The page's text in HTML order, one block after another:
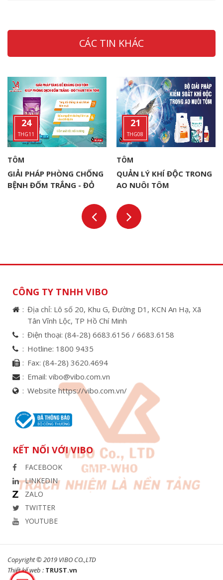
CÁC TIN KHÁC
24
THG11
TÔM
GIẢI PHÁP PHÒNG CHỐNG
BỆNH ĐỐM TRẮNG - ĐỎ
21
THG08
TÔM
QUẢN LÝ KHÍ ĐỘC TRONG
AO NUÔI TÔM
CÔNG TY TNHH VIBO
Địa chỉ: Lô số 20, Khu G, Đường D1, KCN An Hạ, Xã
Tân Vĩnh Lộc, TP Hồ Chí Minh
Điện thoại: (84-28) 6683.6156 / 6683.6158
Hotline: 1800 9435
Fax: (84-28) 3620.4694
Email: vibo@vibo.com.vn
Website https://vibo.com.vn/
KẾT NỐI VỚI VIBO
FACEBOOK
LINKEDIN
ZALO
TWITTER
YOUTUBE
Copyright © 2019 VIBO CO.,LTD
Thiết kế web : TRUST.vn